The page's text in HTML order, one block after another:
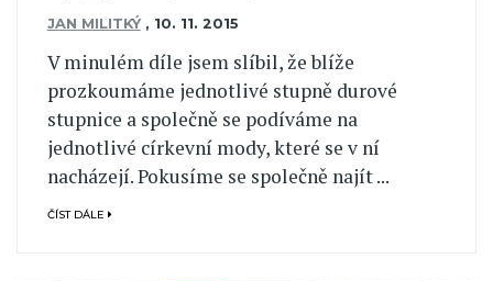
JAN MILITKÝ , 10. 11. 2015
V minulém díle jsem slíbil, že blíže
prozkoumáme jednotlivé stupně durové
stupnice a společně se podíváme na
jednotlivé církevní mody, které se v ní
nacházejí. Pokusíme se společně najít ...
ČÍST DÁLE